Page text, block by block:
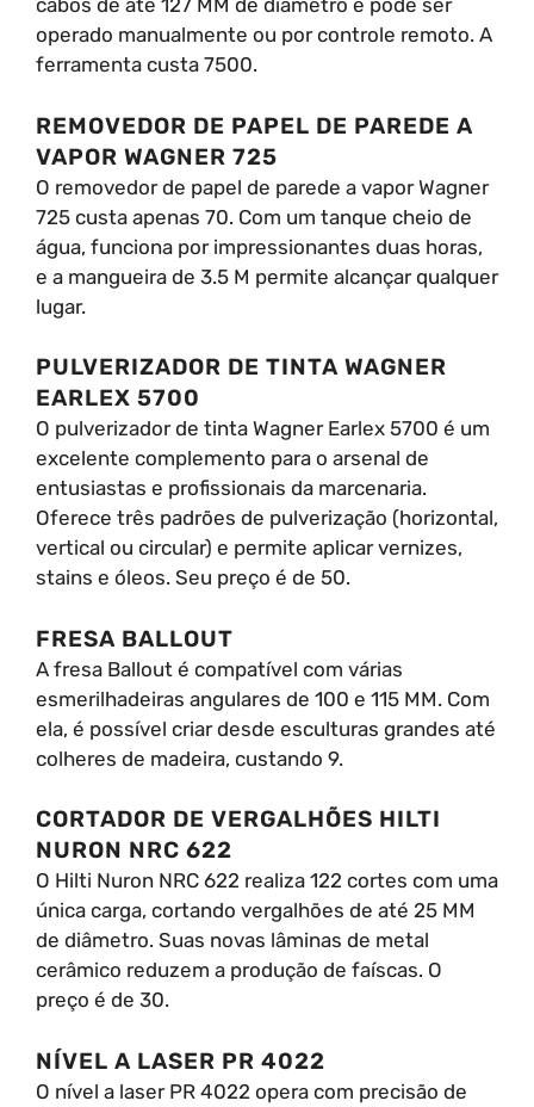
cabos de até 127 MM de diâmetro e pode ser
operado manualmente ou por controle remoto. A
ferramenta custa 7500.
REMOVEDOR DE PAPEL DE PAREDE A
VAPOR WAGNER 725
O removedor de papel de parede a vapor Wagner
725 custa apenas 70. Com um tanque cheio de
água, funciona por impressionantes duas horas,
e a mangueira de 3.5 M permite alcançar qualquer
lugar.
PULVERIZADOR DE TINTA WAGNER
EARLEX 5700
O pulverizador de tinta Wagner Earlex 5700 é um
excelente complemento para o arsenal de
entusiastas e profissionais da marcenaria.
Oferece três padrões de pulverização (horizontal,
vertical ou circular) e permite aplicar vernizes,
stains e óleos. Seu preço é de 50.
FRESA BALLOUT
A fresa Ballout é compatível com várias
esmerilhadeiras angulares de 100 e 115 MM. Com
ela, é possível criar desde esculturas grandes até
colheres de madeira, custando 9.
CORTADOR DE VERGALHÕES HILTI
NURON NRC 622
O Hilti Nuron NRC 622 realiza 122 cortes com uma
única carga, cortando vergalhões de até 25 MM
de diâmetro. Suas novas lâminas de metal
cerâmico reduzem a produção de faíscas. O
preço é de 30.
NÍVEL A LASER PR 4022
O nível a laser PR 4022 opera com precisão de